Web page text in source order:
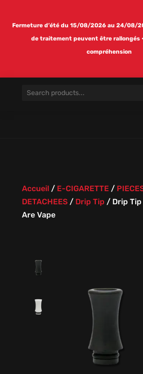
Fermeture d’été du 15/08/2026 au 24/08/
de traitement peuvent être rallongés
compréhension
Accueil/ E-CIGARETTE/
DETACHEES/ Drip Tip / Drip Tip
Are Vape